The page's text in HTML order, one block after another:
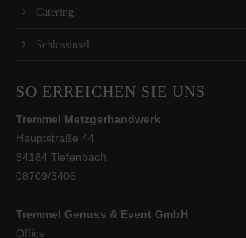
Catering
Schlossinsel
SO ERREICHEN SIE UNS
Tremmel Metzgerhandwerk
Hauptstraße 44
84184 Tiefenbach
08709/3406
Tremmel Genuss & Event GmbH
Office